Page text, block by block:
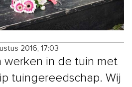
2016, 17:03
werken in de tuin met
tuingereedschap. Wij